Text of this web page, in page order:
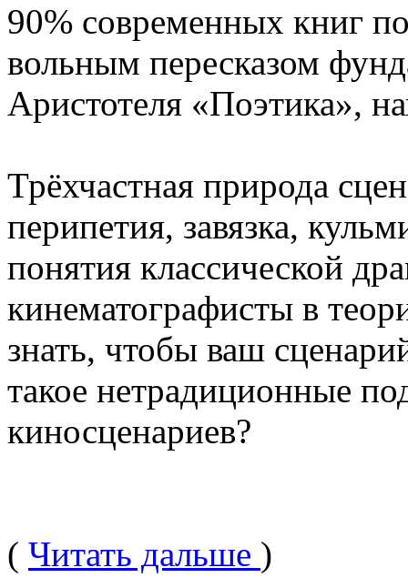
90% современных книг
вольным пересказом
Аристотеля «Поэтика»,
Трёхчастная природа
перипетия, завязка,
понятия классической
кинематографисты в
знать, чтобы ваш
такое нетрадиционные
киносценариев?
( Читать дальше )